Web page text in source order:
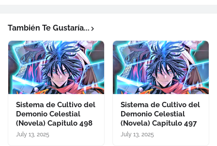
También Te Gustaría...
Sistema de Cultivo del
Demonio Celestial
(Novela) Capitulo 498
July 13, 2025
Sistema de Cultivo del
Demonio Celestial
(Novela) Capitulo 497
July 13, 2025